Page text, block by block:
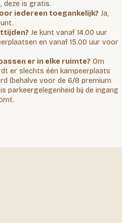
deze is gratis.
iedereen toegankelijk? Ja,
Je kunt vanaf 14.00 uur
en vanaf 15.00 uur voor
er in elke ruimte? Om
er slechts één kampeerplaats
(behalve voor de 6/8 premium
parkeergelegenheid bij de ingang